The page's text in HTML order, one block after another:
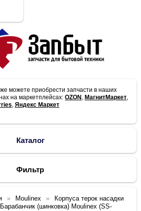
можете приобрести запчасти в наших
на маркетплейсах:OZON , МагнитМаркет,
,Яндекс Маркет
Каталог
Фильтр
Moulinex
Корпуса терок насадки
Барабанчик (шинковка) Moulinex (SS-